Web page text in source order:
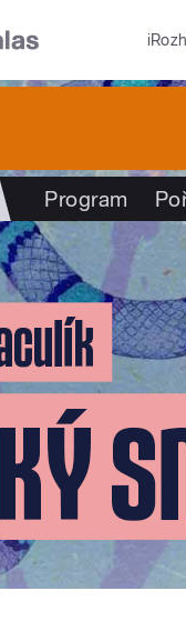
Program